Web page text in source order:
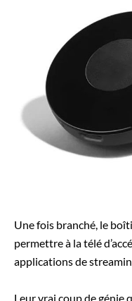
Une fois branché, le
permettre à la télé
applications de
Leur vrai coup de génie